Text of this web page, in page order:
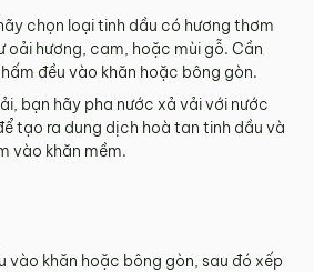
chọn loại tinh dầu có hương thơm
oải hương, cam, hoặc mùi gỗ. Cần
đều vào khăn hoặc bông gòn.
bạn hãy pha nước xả vải với nước
tạo ra dung dịch hoà tan tinh dầu và
vào khăn mềm.
vào khăn hoặc bông gòn, sau đó xếp